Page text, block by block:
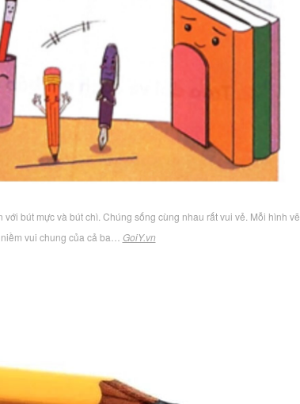
với bút mực và bút chì. Chúng sống cùng nhau rất vui vẻ. Mỗi hình vẽ
vui chung của cả ba… GoiY.vn